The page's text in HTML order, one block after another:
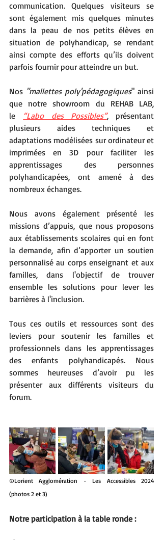
communication. Quelques visiteurs se
sont également mis quelques minutes
dans la peau de nos petits élèves en
situation de polyhandicap, se rendant
ainsi compte des efforts qu’ils doivent
parfois fournir pour atteindre un but.
Nos "mallettes poly'pédagogiques" ainsi
que notre showroom du REHAB LAB,
le “Labo des Possibles”, présentant
plusieurs aides techniques et
adaptations modélisées sur ordinateur et
imprimées en 3D pour faciliter les
apprentissages des personnes
polyhandicapées, ont amené à des
nombreux échanges.
Nous avons également présenté les
missions d’appuis, que nous proposons
aux établissements scolaires qui en font
la demande, afin d’apporter un soutien
personnalisé au corps enseignant et aux
familles, dans l'objectif de trouver
ensemble les solutions pour lever les
barrières à l'inclusion.
Tous ces outils et ressources sont des
leviers pour soutenir les familles et
professionnels dans les apprentissages
des enfants polyhandicapés. Nous
sommes heureuses d’avoir pu les
présenter aux différents visiteurs du
forum.
©Lorient Agglomération - Les Accessibles 2024
(photos 2 et 3)
Notre participation à la table ronde :